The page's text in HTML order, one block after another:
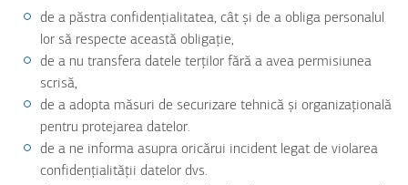
de a păstra confidențialitatea, cât și de a obliga personalul
lor să respecte această obligație,
de a nu transfera datele terților fără a avea permisiunea
scrisă,
de a adopta măsuri de securizare tehnică și organizațională
pentru protejarea datelor.
de a ne informa asupra oricărui incident legat de violarea
confidențialității datelor dvs.